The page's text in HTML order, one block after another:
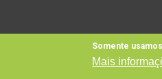
Somente
Mais